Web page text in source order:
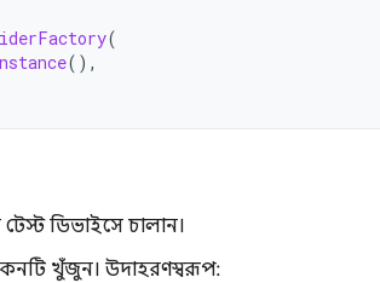
(
(),
ডিভাইসে চালান।
খুঁজুন। উদাহরণস্বরূপ: